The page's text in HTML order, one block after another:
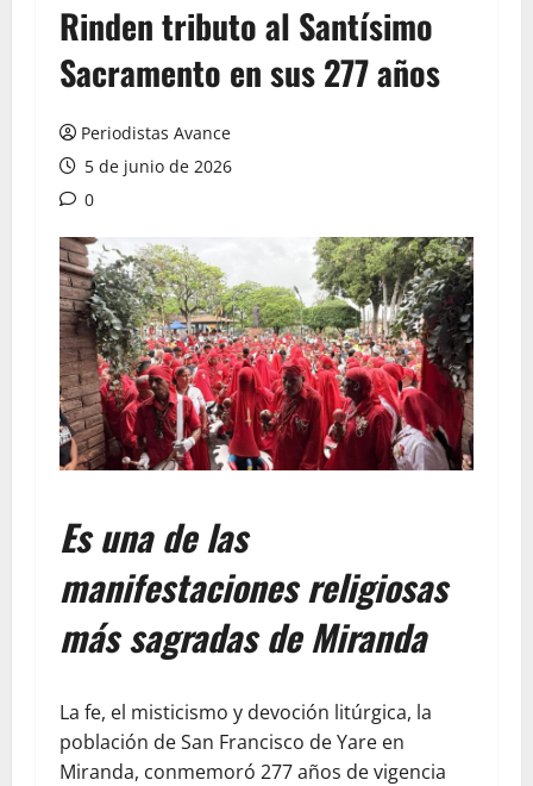
Rinden tributo al Santísimo
Sacramento en sus 277 años
Periodistas Avance
5 de junio de 2026
0
Es una de las
manifestaciones religiosas
más sagradas de Miranda
La fe, el misticismo y devoción litúrgica, la
población de San Francisco de Yare en
Miranda, conmemoró 277 años de vigencia